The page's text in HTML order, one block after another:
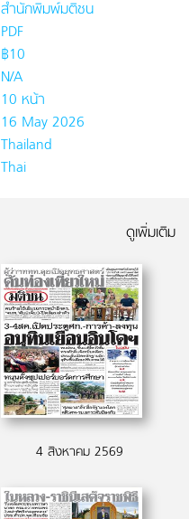
สำนักพิมพ์มติชน
PDF
฿10
N/A
10 หน้า
16 May 2026
Thailand
Thai
ดูเพิ่มเติม
4 สิงหาคม 2569